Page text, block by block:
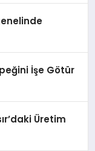
İşe Götür
Üretim